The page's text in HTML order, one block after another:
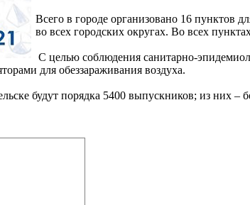
Всего в городе организовано 16 пунктов
во всех городских округах. Во всех
С целью соблюдения санитарно-
для обеззараживания воздуха.
будут порядка 5400 выпускников; из них –